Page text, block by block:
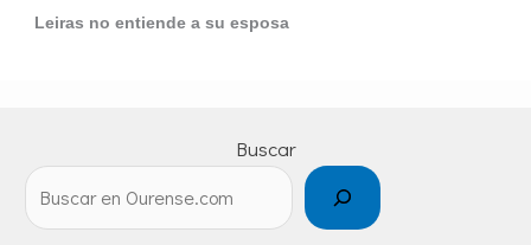
Leiras no entiende a su esposa
Buscar